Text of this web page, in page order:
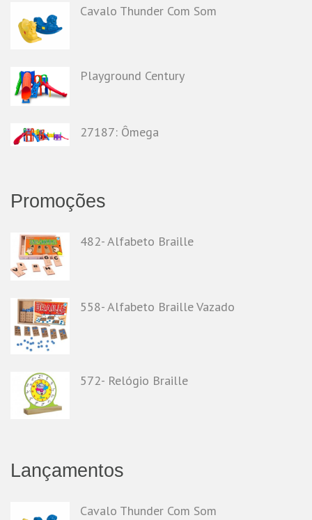
Cavalo Thunder Com Som
Playground Century
27187: Ômega
Promoções
482- Alfabeto Braille
558- Alfabeto Braille Vazado
572- Relógio Braille
Lançamentos
Cavalo Thunder Com Som